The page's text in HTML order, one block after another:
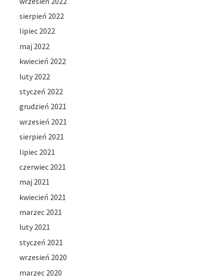
sierpień 2022
lipiec 2022
maj 2022
kwiecień 2022
luty 2022
styczeń 2022
grudzień 2021
wrzesień 2021
sierpień 2021
lipiec 2021
czerwiec 2021
maj 2021
kwiecień 2021
marzec 2021
luty 2021
styczeń 2021
wrzesień 2020
marzec 2020